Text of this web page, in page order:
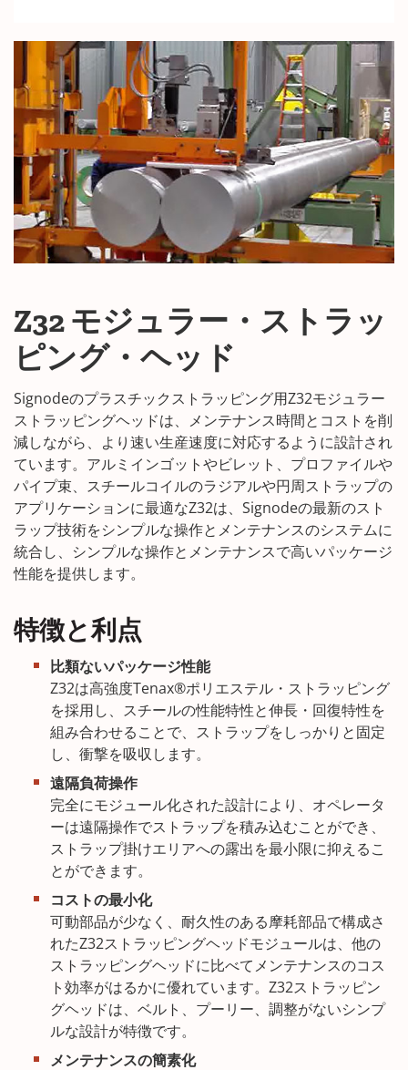
Z32 モジュラー・ストラッ
ピング・ヘッド
Signodeのプラスチックストラッピング用Z32モジュラー
ストラッピングヘッドは、メンテナンス時間とコストを削
減しながら、より速い生産速度に対応するように設計され
ています。アルミインゴットやビレット、プロファイルや
パイプ束、スチールコイルのラジアルや円周ストラップの
アプリケーションに最適なZ32は、Signodeの最新のスト
ラップ技術をシンプルな操作とメンテナンスのシステムに
統合し、シンプルな操作とメンテナンスで高いパッケージ
性能を提供します。
特徴と利点
比類ないパッケージ性能
Z32は高強度Tenax®ポリエステル・ストラッピング
を採用し、スチールの性能特性と伸長・回復特性を
組み合わせることで、ストラップをしっかりと固定
し、衝撃を吸収します。
遠隔負荷操作
完全にモジュール化された設計により、オペレータ
ーは遠隔操作でストラップを積み込むことができ、
ストラップ掛けエリアへの露出を最小限に抑えるこ
とができます。
コストの最小化
可動部品が少なく、耐久性のある摩耗部品で構成さ
れたZ32ストラッピングヘッドモジュールは、他の
ストラッピングヘッドに比べてメンテナンスのコス
ト効率がはるかに優れています。Z32ストラッピン
グヘッドは、ベルト、プーリー、調整がないシンプ
ルな設計が特徴です。
メンテナンスの簡素化